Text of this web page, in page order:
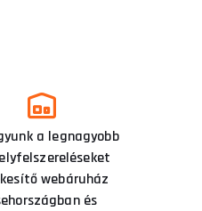
a legnagyobb
webáruház
és